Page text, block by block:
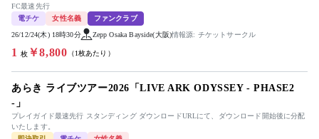
FC最速先行
電チケ
女性名義 ファンクラブ
26/12/24(木) 18時30分 Zepp Osaka Bayside(大阪)情報源: チケットサークル
1 枚￥8,800 （1枚あたり）
あらき ライブツアー2026「LIVE ARK ODYSSEY - PHASE2
-」
プレイガイド最速先行 スタンディング ダウンロードURLにて、ダウンロード開始後に分配
いたします。